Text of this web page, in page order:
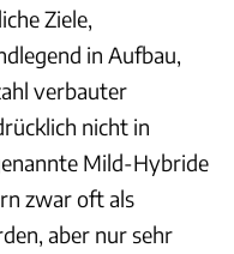
Ziele,
in Aufbau,
verbauter
nicht in
Mild-Hybride
zwar oft als
aber nur sehr